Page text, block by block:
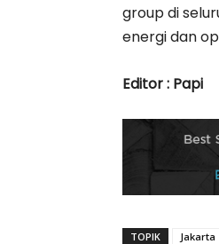
group di
energi dan
Editor : Papi
TOPIK Jakarta